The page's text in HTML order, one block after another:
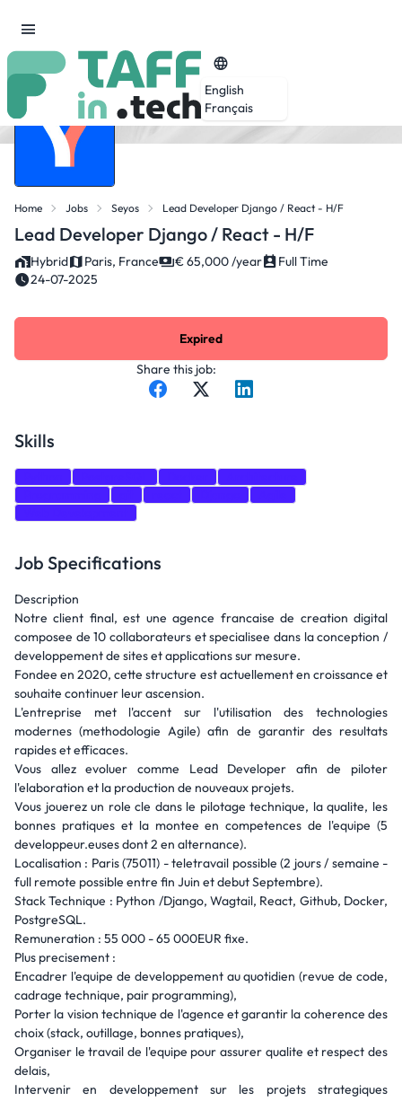
English
Français
Home Jobs Seyos Lead Developer Django / React - H/F
Lead Developer Django / React - H/F
Hybrid Paris, France € 65,000 /year
Full Time
24-07-2025
Share this job:
Expired
Skills
Job Specifications
Description
Notre client final, est une agence francaise de creation digital
composee de 10 collaborateurs et specialisee dans la conception /
developpement de sites et applications sur mesure.
Fondee en 2020, cette structure est actuellement en croissance et
souhaite continuer leur ascension.
L'entreprise met l'accent sur l'utilisation des technologies
modernes (methodologie Agile) afin de garantir des resultats
rapides et efficaces.
Vous allez evoluer comme Lead Developer afin de piloter
l'elaboration et la production de nouveaux projets.
Vous jouerez un role cle dans le pilotage technique, la qualite, les
bonnes pratiques et la montee en competences de l'equipe (5
developpeur.euses dont 2 en alternance).
Localisation : Paris (75011) - teletravail possible (2 jours / semaine -
full remote possible entre fin Juin et debut Septembre).
Stack Technique : Python /Django, Wagtail, React, Github, Docker,
PostgreSQL.
Remuneration : 55 000 - 65 000EUR fixe.
Plus precisement :
Encadrer l'equipe de developpement au quotidien (revue de code,
cadrage technique, pair programming),
Porter la vision technique de l'agence et garantir la coherence des
choix (stack, outillage, bonnes pratiques),
Organiser le travail de l'equipe pour assurer qualite et respect des
delais,
Intervenir en developpement sur les projets strategiques